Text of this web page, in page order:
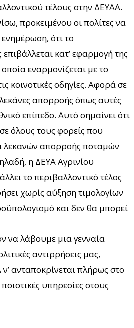
τέλους στην ΔΕΥΑΑ.
προκειμένου οι πολίτες να
ότι το
επιβάλλεται κατ’ εφαρμογή της
εναρμονίζεται με το
κοινοτικές οδηγίες. Αφορά σε
απορροής όπως αυτές
επίπεδο. Αυτό σημαίνει ότι
όλους τους φορείς που
λεκανών απορροής ποταμών
η ΔΕΥΑ Αγρινίου
το περιβαλλοντικό τέλος
χωρίς αύξηση τιμολογίων
και δεν θα μπορεί
να λάβουμε μια γενναία
αντιρρήσεις μας,
ανταποκρίνεται πλήρως στο
υπηρεσίες στους